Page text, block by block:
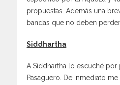
propuestas. Además una
bandas que no deben
Siddhartha
A Siddhartha lo escuché por
Pasagüero. De inmediato